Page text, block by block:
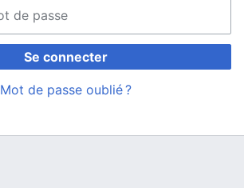
Se connecter
Mot de passe oublié ?